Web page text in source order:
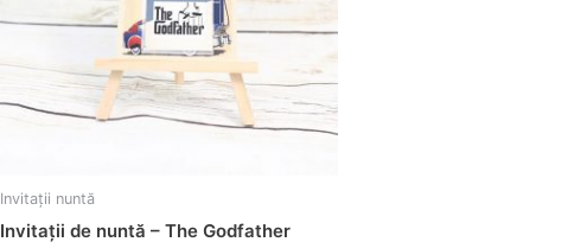
Invitații nuntă
Invitații de nuntă – The Godfather